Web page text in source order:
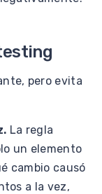
pero evita
La regla
un elemento
cambio causó
a la vez,